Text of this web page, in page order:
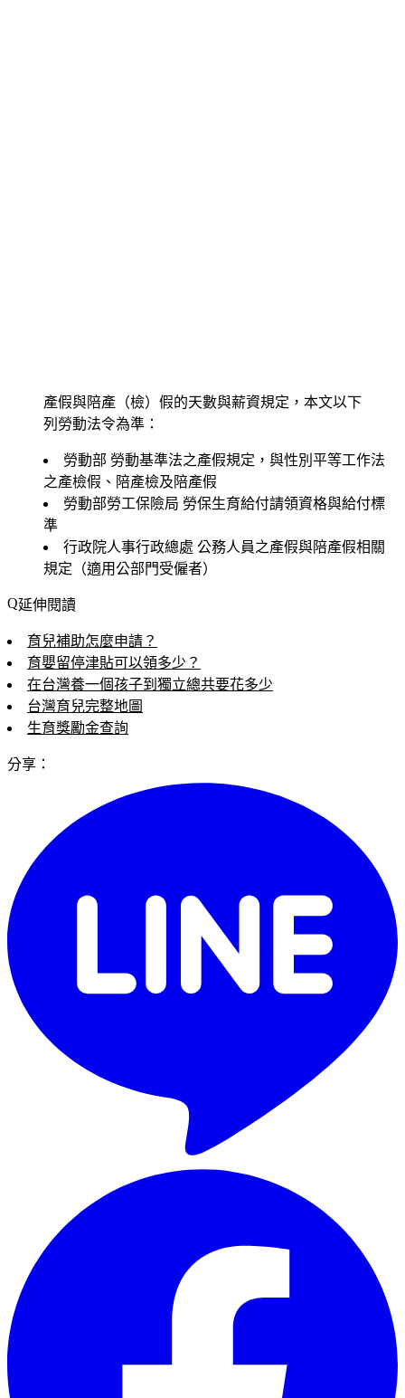
產假與陪產（檢）假的天數與薪資規定，本文以下
列勞動法令為準：
勞動部 勞動基準法之產假規定，與性別平等工作法
之產檢假、陪產檢及陪產假
勞動部勞工保險局 勞保生育給付請領資格與給付標
準
行政院人事行政總處 公務人員之產假與陪產假相關
規定（適用公部門受僱者）
延伸閱讀
育兒補助怎麼申請？
育嬰留停津貼可以領多少？
在台灣養一個孩子到獨立總共要花多少
台灣育兒完整地圖
生育獎勵金查詢
分享：